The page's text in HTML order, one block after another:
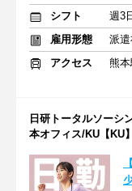
シフト
週3
雇用形態
派遣
アクセス
熊本
日研トータルソー
本オフィス/KU【KU